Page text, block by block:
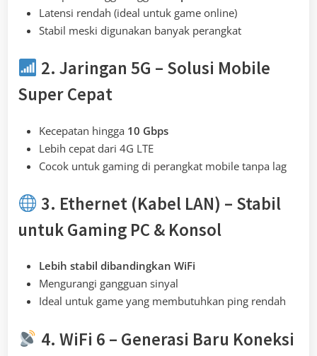
Latensi rendah (ideal untuk game online)
Stabil meski digunakan banyak perangkat
2. Jaringan 5G – Solusi Mobile
Super Cepat
Kecepatan hingga 10 Gbps
Lebih cepat dari 4G LTE
Cocok untuk gaming di perangkat mobile tanpa lag
3. Ethernet (Kabel LAN) – Stabil
untuk Gaming PC & Konsol
Lebih stabil dibandingkan WiFi
Mengurangi gangguan sinyal
Ideal untuk game yang membutuhkan ping rendah
4. WiFi 6 – Generasi Baru Koneksi